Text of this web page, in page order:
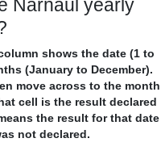
Narnaul yearly
shows the date (1 to
(January to December).
move across to the month
cell is the result declared
the result for that date
not declared.